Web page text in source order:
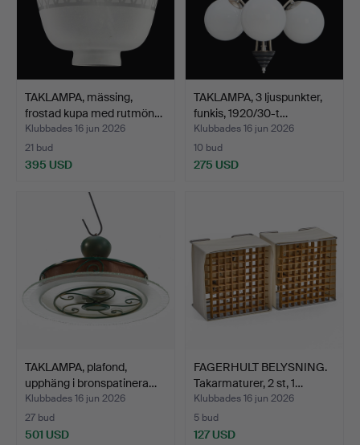
TAKLAMPA, mässing,
frostad kupa med rutmön…
Klubbades 16 jun 2026
21 bud
395 USD
TAKLAMPA, 3 ljuspunkter,
funkis, 1920/30-t…
Klubbades 16 jun 2026
10 bud
275 USD
TAKLAMPA, plafond,
upphäng i bronspatinera…
Klubbades 16 jun 2026
27 bud
501 USD
FAGERHULT BELYSNING.
Takarmaturer, 2 st, 1…
Klubbades 16 jun 2026
5 bud
127 USD